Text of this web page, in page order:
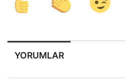
YORUMLAR